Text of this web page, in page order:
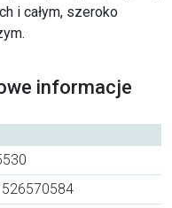
i całym, szeroko
informacje